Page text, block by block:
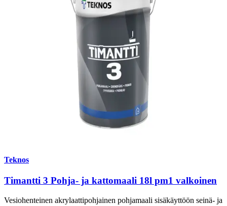
Teknos
Timantti 3 Pohja- ja kattomaali 18l pm1 valkoinen
Vesiohenteinen akrylaattipohjainen pohjamaali sisäkäyttöön seinä- ja